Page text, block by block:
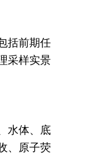
括前期任
采样实景
水体、底
、原子荧